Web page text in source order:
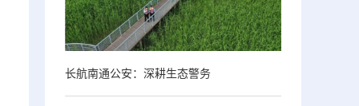
长航南通公安：深耕生态警务